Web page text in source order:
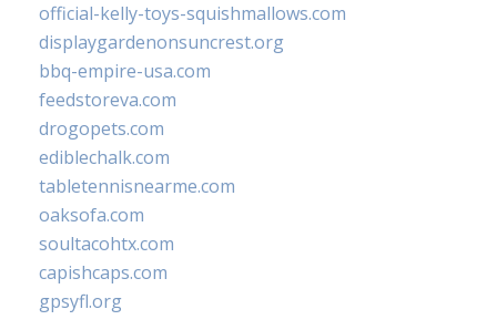
official-kelly-toys-squishmallows.com
displaygardenonsuncrest.org
bbq-empire-usa.com
feedstoreva.com
drogopets.com
ediblechalk.com
tabletennisnearme.com
oaksofa.com
soultacohtx.com
capishcaps.com
gpsyfl.org